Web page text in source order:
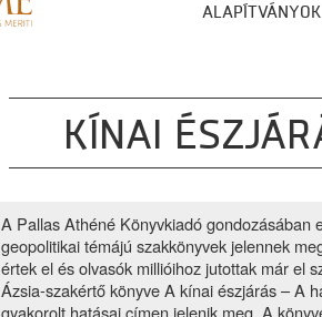
ALAPÍTVÁNYOK
KÍNAI
A Pallas Athéné Könyvkiadó gondozásában
geopolitikai témájú szakkönyvek jelennek
értek el és olvasók millióihoz jutottak már el
Ázsia-szakértő könyve A kínai észjárás – A
gyakorolt hatásai címen jelenik meg. A